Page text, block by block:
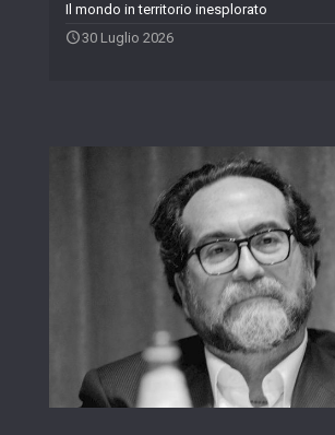
Il mondo in territorio inesplorato
30 Luglio 2026